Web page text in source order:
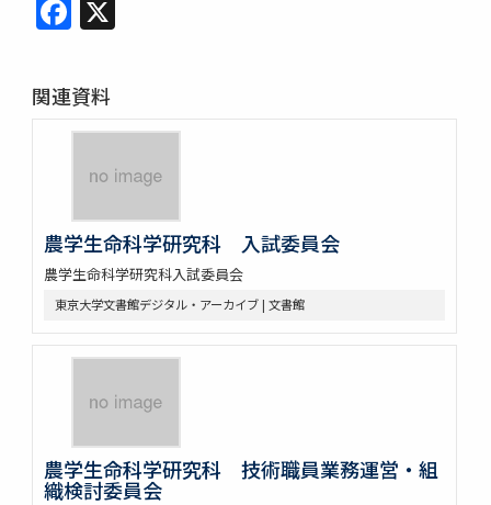
関連資料
農学生命科学研究科 入試委員会
農学生命科学研究科入試委員会
東京大学文書館デジタル・アーカイブ | 文書館
農学生命科学研究科 技術職員業務運営・組
織検討委員会